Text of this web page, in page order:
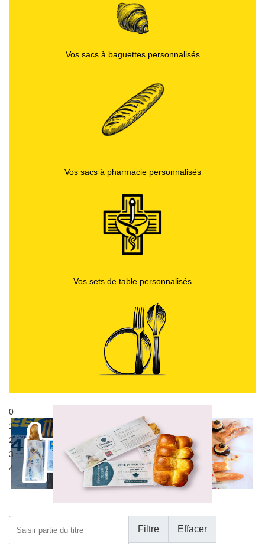
Vos sacs à baguettes personnalisés
Vos sacs à pharmacie personnalisés
Vos sets de table personnalisés
Sac à pain publicitaire
0
1
2
3
4
Filtre Effacer